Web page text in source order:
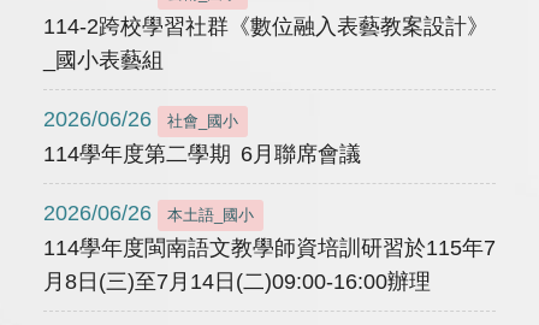
114-2跨校學習社群《數位融入表藝教案設計》
_國小表藝組
2026/06/26 社會_國小
114學年度第二學期 6月聯席會議
2026/06/26 本土語_國小
114學年度閩南語文教學師資培訓研習於115年7
月8日(三)至7月14日(二)09:00-16:00辦理